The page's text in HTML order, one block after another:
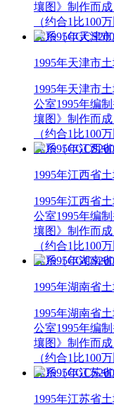
壤图》制作而
（约合1比100
标系（
1995年天津市
1995年天津市
公室1995年编
壤图》制作而
（约合1比100
标系（
1995年江西省
1995年江西省
公室1995年编
壤图》制作而
（约合1比100
标系（
1995年湖南省
1995年湖南省
公室1995年编
壤图》制作而
（约合1比100
标系（
1995年江苏省